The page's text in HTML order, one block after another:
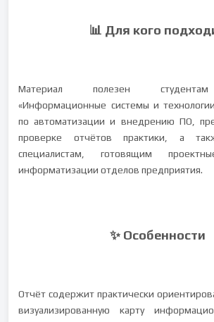
📊 Для кого
Материал полезен студентам
«Информационные системы и
по автоматизации и внедрению ПО,
проверке отчётов практики, а
специалистам, готовящим
информатизации отделов предприятия.
✨ Особенности
Отчёт содержит практически
визуализированную карту